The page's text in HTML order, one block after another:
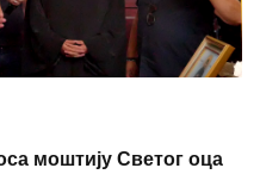
моштију Светог оца